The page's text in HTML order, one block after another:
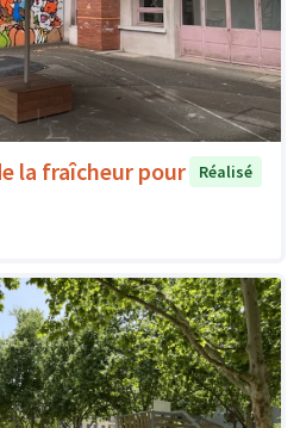
la fraîcheur pour
Réalisé